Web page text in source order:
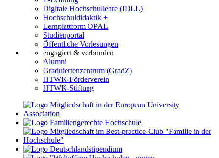
Digitale Hochschullehre (IDLL)
Hochschuldidaktik +
Lernplattform OPAL
Studienportal
Öffentliche Vorlesungen
engagiert & verbunden
Alumni
Graduiertenzentrum (GradZ)
HTWK-Förderverein
HTWK-Stiftung